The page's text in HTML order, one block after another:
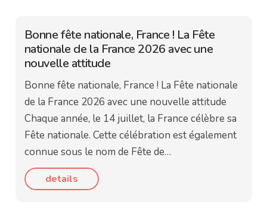
Bonne fête nationale, France ! La Fête
nationale de la France 2026 avec une
nouvelle attitude
Bonne fête nationale, France ! La Fête nationale
de la France 2026 avec une nouvelle attitude
Chaque année, le 14 juillet, la France célèbre sa
Fête nationale. Cette célébration est également
connue sous le nom de Fête de…
details